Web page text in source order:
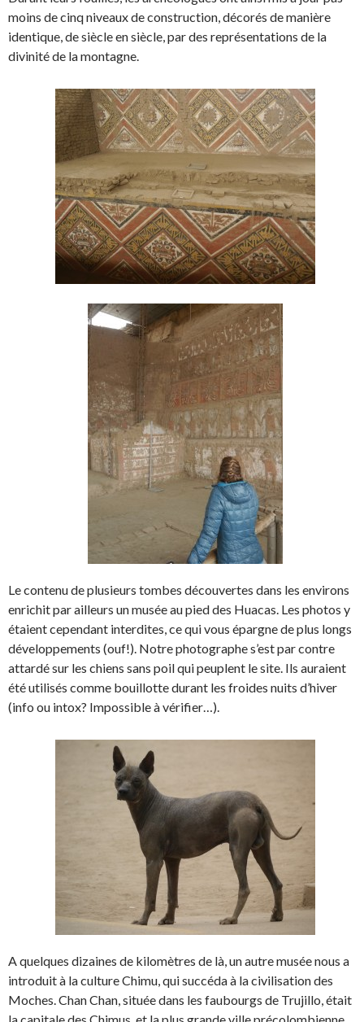
moins de cinq niveaux de construction, décorés de manière
identique, de siècle en siècle, par des représentations de la
divinité de la montagne.
Le contenu de plusieurs tombes découvertes dans les environs
enrichit par ailleurs un musée au pied des Huacas. Les photos y
étaient cependant interdites, ce qui vous épargne de plus longs
développements (ouf!). Notre photographe s’est par contre
attardé sur les chiens sans poil qui peuplent le site. Ils auraient
été utilisés comme bouillotte durant les froides nuits d’hiver
(info ou intox? Impossible à vérifier…).
A quelques dizaines de kilomètres de là, un autre musée nous a
introduit à la culture Chimu, qui succéda à la civilisation des
Moches. Chan Chan, située dans les faubourgs de Trujillo, était